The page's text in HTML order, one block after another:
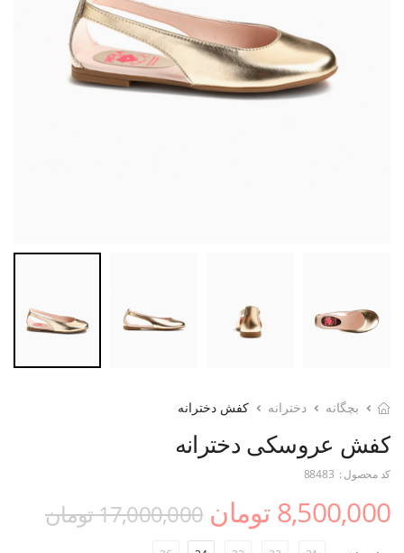
بچگانه دخترانه کفش دخترانه
کفش عروسکی دخترانه
کد محصول : 88483
8,500,000 تومان 17,000,000 تومان